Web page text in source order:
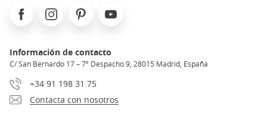
FacebookInstagramPinterest Youtube
Información de contacto
C/ San Bernardo 17 – 7º Despacho 9, 28015 Madrid, España
+34 91 198 31 75
Contacta con nosotros